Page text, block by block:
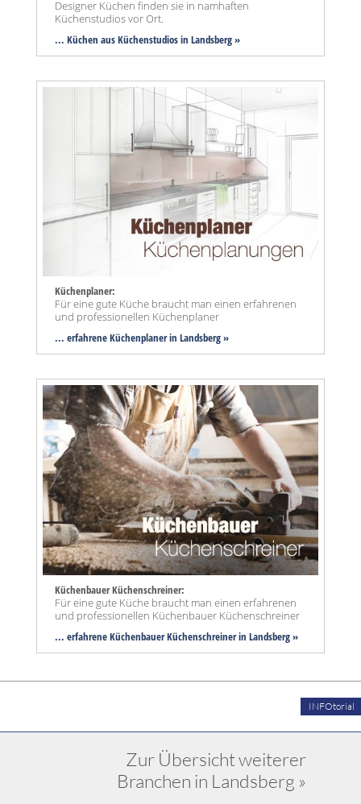
Designer Küchen finden sie in namhaften
Küchenstudios vor Ort.
... Küchen aus Küchenstudios in Landsberg »
Küchenplaner:
Für eine gute Küche braucht man einen erfahrenen
und professionellen Küchenplaner
... erfahrene Küchenplaner in Landsberg »
Küchenbauer Küchenschreiner:
Für eine gute Küche braucht man einen erfahrenen
und professionellen Küchenbauer Küchenschreiner
... erfahrene Küchenbauer Küchenschreiner in Landsberg »
INFOtorial
Zur Übersicht weiterer
Branchen in Landsberg »